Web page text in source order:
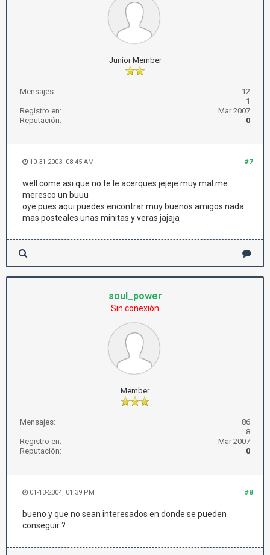
Junior Member
Mensajes:
12
1
Registro en:
Mar 2007
Reputación:
0
#7
10-31-2003, 08:45 AM
well come asi que no te le acerques jejeje muy mal me
meresco un buuu
oye pues aqui puedes encontrar muy buenos amigos nada
mas posteales unas minitas y veras jajaja
soul_power
Sin conexión
Member
Mensajes:
86
8
Registro en:
Mar 2007
Reputación:
0
#8
01-13-2004, 01:39 PM
bueno y que no sean interesados en donde se pueden
conseguir ?